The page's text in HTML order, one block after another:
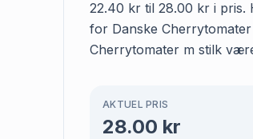
22.40 kr til 28.00 kr i pris.
for Danske
Cherrytomater m stilk
AKTUEL PRIS
28.00 kr